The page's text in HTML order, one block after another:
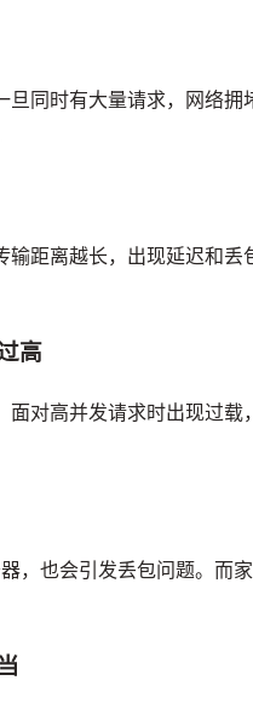
同时有大量请求，网络
距离越长，出现延迟和
高
对高并发请求时出现过
，也会引发丢包问题。而